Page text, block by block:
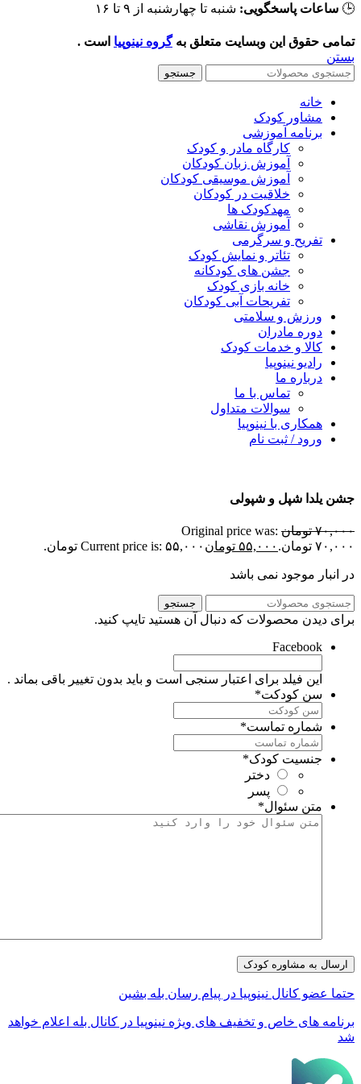
ساعات پاسخگویی: شنبه تا چهارشنبه از ۹ تا ۱۶
حقوق این وبسایت متعلق بهگروه نینوپیااست .
جستجو
خانه
مشاور کودک
برنامه آموزشی
کارگاه مادر و کودک
آموزش زبان کودکان
آموزش موسیقی کودکان
خلاقیت در کودکان
مهد‌کودک ها
آموزش نقاشی
تفریح و سرگرمی
تئاتر و نمایش کودک
جشن های کودکانه
خانه بازی کودک
تفریحات آبی کودکان
ورزش و سلامتی
دوره مادران
کالا و خدمات کودک
رادیو نینوپیا
درباره ما
تماس با ما
سوالات متداول
همکاری با نینوپیا
ورود / ثبت نام
یلدا شپل و شپولی
تومان Original price was:
تومان.
۵۵,۰۰۰ تومانCurrent price is: ۵۵,۰۰۰ تومان.
انبار موجود نمی باشد
جستجو
دیدن محصولات که دنبال آن هستید تایپ کنید.
Facebook
این فیلد برای اعتبار سنجی است و باید بدون تغییر باقی بماند .
سن کودکت*
شماره تماست*
جنسیت کودک*
دختر
پسر
متن سئوال *
عضو کانال نینوپیا در پیام رسان بله بشین
های خاص و تخفیف های ویژه نینوپیا در کانال بله اعلام خواهد